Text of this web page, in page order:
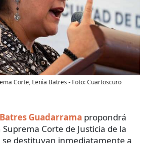
Corte, Lenia Batres - Foto:Cuartoscuro
Guadarrama propondrá
Corte de Justicia de la
se destituyan inmediatamente a